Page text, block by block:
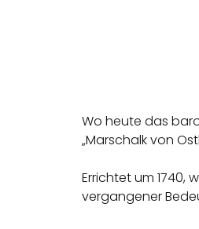
Wo heute das
„Marschalk von
Errichtet um 1740,
vergangener